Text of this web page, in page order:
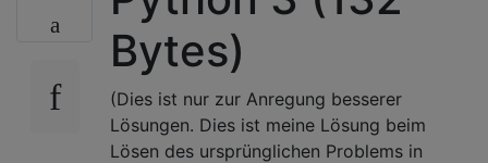
Bytes)
(Dies ist nur zur Anregung besserer
Lösungen. Dies ist meine Lösung beim
Lösen des ursprünglichen Problems in